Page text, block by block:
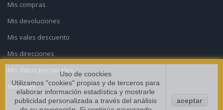
Mis compras
Mis devoluciones
Mis vales descuento
Mis direcciones
Mis datos personales
Mis vales
Uso de coockies
Utilizamos "cookies" propias y de terceros para
elaborar información estadística y mostrarle
publicidad personalizada a través del análisis
aceptar